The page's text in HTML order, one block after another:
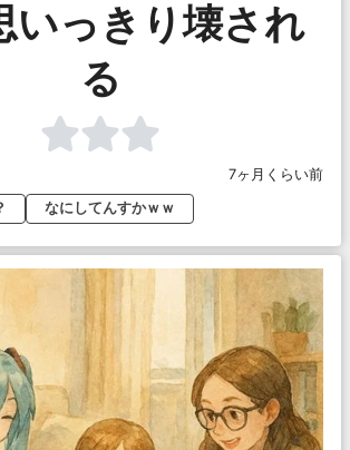
いっきり壊され
る
7ヶ月くらい前
なにしてんすかｗｗ